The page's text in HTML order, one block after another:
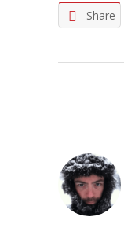
Share